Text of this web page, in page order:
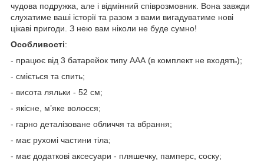
чудова подружка, але і відмінний співрозмовник. Вона завжди
слухатиме ваші історії та разом з вами вигадуватиме нові
цікаві пригоди. З нею вам ніколи не буде сумно!
Особливості:
- працює від 3 батарейок типу ААА (в комплект не входять);
- сміється та спить;
- висота ляльки - 52 см;
- якісне, м’яке волосся;
- гарно деталізоване обличчя та вбрання;
- має рухомі частини тіла;
- має додаткові аксесуари - пляшечку, памперс, соску;